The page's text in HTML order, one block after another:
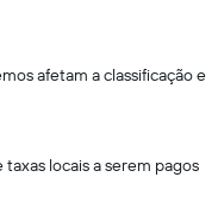
afetam a classificação e
locais a serem pagos